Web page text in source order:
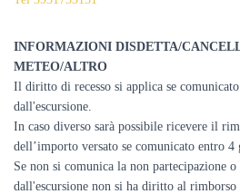
INFORMAZIONI DISDETTA/
METEO/ALTRO
Il diritto di recesso si applica se
dall'escursione.
In caso diverso sarà possibile ricevere il
dell’importo versato se comunicato entro 4
Se non si comunica la non partecipazione
dall'escursione non si ha diritto al rimborso